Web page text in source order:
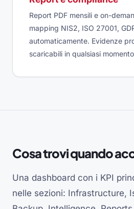
Report PDF mensili e on-
mapping NIS2, ISO 27001,
automaticamente. Evidenze
scaricabili in qualsiasi
Cosa trovi quando
Una dashboard con i KPI
nelle sezioni: Infrastructure,